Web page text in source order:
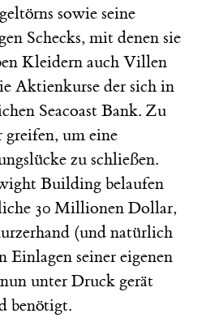
sowie seine
Schecks, mit denen sie
Kleidern auch Villen
Aktienkurse der sich in
Seacoast Bank. Zu
greifen, um eine
zu schließen.
Building belaufen
30 Millionen Dollar,
(und natürlich
Einlagen seiner eigenen
unter Druck gerät
benötigt.